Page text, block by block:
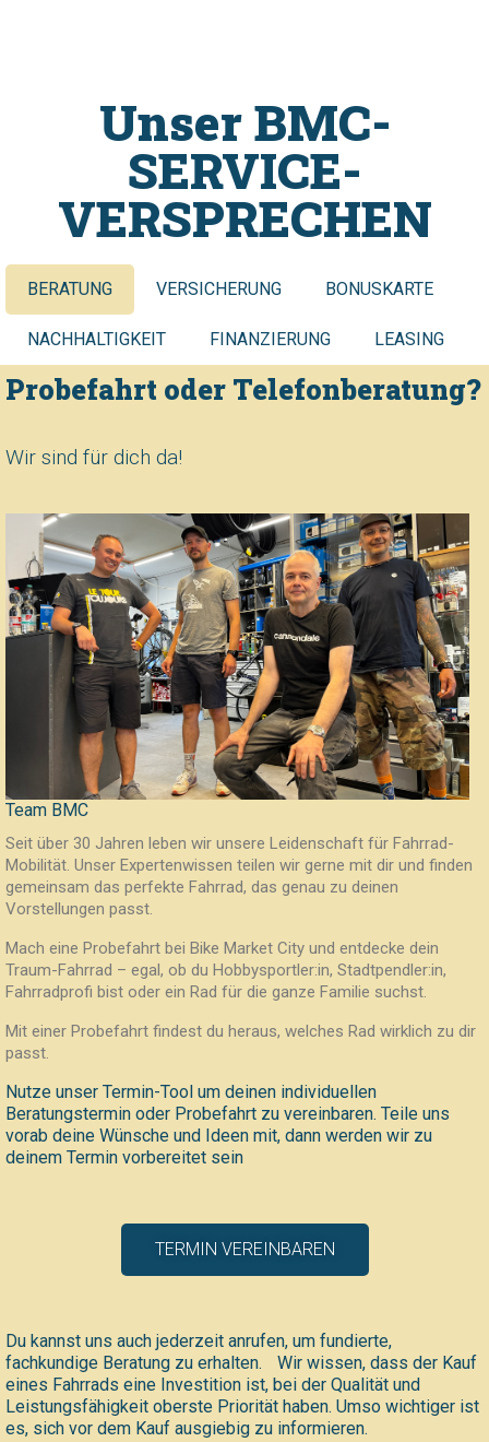
Unser BMC-
SERVICE-
VERSPRECHEN
BERATUNG VERSICHERUNG BONUSKARTE
NACHHALTIGKEIT FINANZIERUNG LEASING
Probefahrt oder Telefonberatung?
Wir sind für dich da!
Team BMC
Seit über 30 Jahren leben wir unsere Leidenschaft für Fahrrad-
Mobilität. Unser Expertenwissen teilen wir gerne mit dir und finden
gemeinsam das perfekte Fahrrad, das genau zu deinen
Vorstellungen passt.
Mach eine Probefahrt bei Bike Market City und entdecke dein
Traum-Fahrrad – egal, ob du Hobbysportler:in, Stadtpendler:in,
Fahrradprofi bist oder ein Rad für die ganze Familie suchst.
Mit einer Probefahrt findest du heraus, welches Rad wirklich zu dir
passt.
Nutze unser Termin-Tool um deinen individuellen
Beratungstermin oder Probefahrt zu vereinbaren. Teile uns
vorab deine Wünsche und Ideen mit, dann werden wir zu
deinem Termin vorbereitet sein
TERMIN VEREINBAREN
Du kannst uns auch jederzeit anrufen, um fundierte,
fachkundige Beratung zu erhalten. Wir wissen, dass der Kauf
eines Fahrrads eine Investition ist, bei der Qualität und
Leistungsfähigkeit oberste Priorität haben. Umso wichtiger ist
es, sich vor dem Kauf ausgiebig zu informieren.